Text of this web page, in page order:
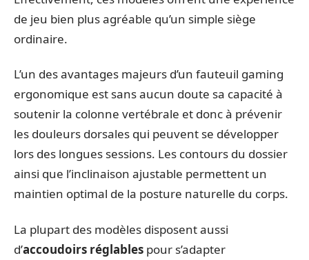
de jeu bien plus agréable qu’un simple siège
ordinaire.
L’un des avantages majeurs d’un fauteuil gaming
ergonomique est sans aucun doute sa capacité à
soutenir la colonne vertébrale et donc à prévenir
les douleurs dorsales qui peuvent se développer
lors des longues sessions. Les contours du dossier
ainsi que l’inclinaison ajustable permettent un
maintien optimal de la posture naturelle du corps.
La plupart des modèles disposent aussi
d’accoudoirs réglables pour s’adapter